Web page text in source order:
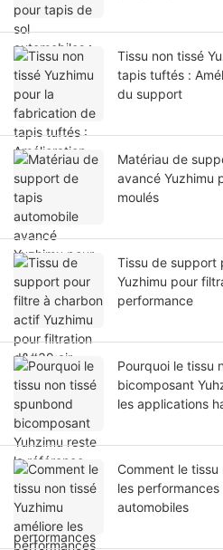
Tissu non tissé
tapis tuftés :
du support
Matériau de
avancé Yuzhimu
moulés
Tissu de support
Yuzhimu pour
performance
Pourquoi le tissu
bicomposant
les applications
Comment le tissu
les
automobiles